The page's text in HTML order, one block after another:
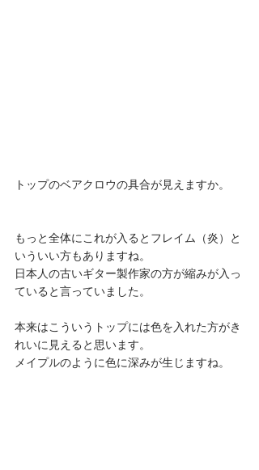
トップのベアクロウの具合が見えますか。
もっと全体にこれが入るとフレイム（炎）と
いういい方もありますね。
日本人の古いギター製作家の方が縮みが入っ
ていると言っていました。
本来はこういうトップには色を入れた方がき
れいに見えると思います。
メイプルのように色に深みが生じますね。